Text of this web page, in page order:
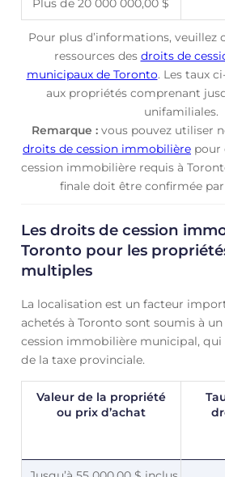
Plus de 20 000 000,00 $
Pour plus d’informations, veuillez
ressources des droits de
municipaux de Toronto. Les taux
aux propriétés comprenant
unifamiliales.
Remarque : vous pouvez utiliser
droits de cession immobilière pour
cession immobilière requis à
finale doit être confirmée
Les droits de cession
Toronto pour les
multiples
La localisation est un facteur
achetés à Toronto sont soumis à
cession immobilière municipal,
de la taxe provinciale.
Valeur de la propriété
ou prix d’achat